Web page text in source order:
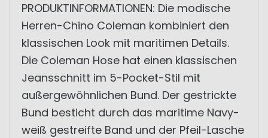
PRODUKTINFORMATIONEN: Die modische
Herren-Chino Coleman kombiniert den
klassischen Look mit maritimen Details.
Die Coleman Hose hat einen klassischen
Jeansschnitt im 5-Pocket-Stil mit
außergewöhnlichen Bund. Der gestrickte
Bund besticht durch das maritime Navy-
weiß gestreifte Band und der Pfeil-Lasche